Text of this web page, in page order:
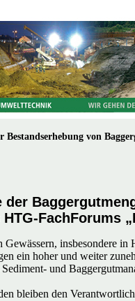
von
der
FachForums
insbesondere in
ein hoher und weiter
und
bleiben den